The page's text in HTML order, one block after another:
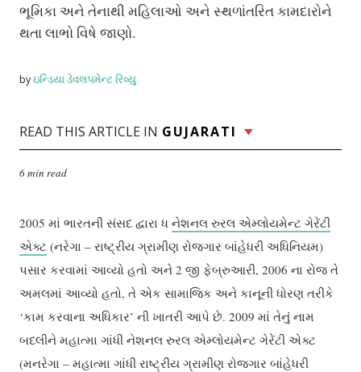
ભૂમિકા અને તેનાથી મહિલાઓ અને સ્થળાંતરિત કામદારોને
થતા લાભો વિષે જાણો.
byઇન્ડિયા ડેવલપમેન્ટ રિવ્યુ
READ THIS ARTICLE IN GUJARATI
6 min read
2005 માં ભારતની સંસદ દ્વારા ધનેશનલ રુરલ એમ્લોયમેન્ટ ગેરેંટી
એક્ટ (નરેગા – રાષ્ટ્રીય ગ્રામીણ રોજગાર બાંહેધરી અધિનિયમ)
પસાર કરવામાં આવ્યો હતો અને 2 જી ફેબ્રુઆરી, 2006 ના રોજ તે
અમલમાં આવ્યો હતો, તે એક સામાજિક અને કાનૂની ધોરણ તરીકે
‘કામ કરવાના અધિકાર’ ની ખાતરી આપે છે. 2009 માં તેનું નામ
બદલીને મહાત્મા ગાંધી નેશનલ રુરલ એમ્લોયમેન્ટ ગેરેંટી એક્ટ
(મનરેગા – મહાત્મા ગાંધી રાષ્ટ્રીય ગ્રામીણ રોજગાર બાંહેધરી